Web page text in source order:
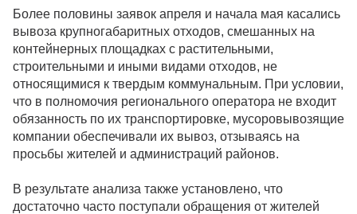
Более половины заявок апреля и начала мая касались
вывоза крупногабаритных отходов, смешанных на
контейнерных площадках с растительными,
строительными и иными видами отходов, не
относящимися к твердым коммунальным. При условии,
что в полномочия регионального оператора не входит
обязанность по их транспортировке, мусоровывозящие
компании обеспечивали их вывоз, отзываясь на
просьбы жителей и администраций районов.
В результате анализа также установлено, что
достаточно часто поступали обращения от жителей